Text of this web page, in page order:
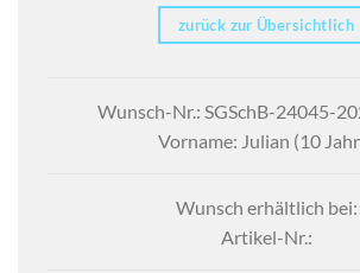
zurück zur Übersichtlich
Wunsch-Nr.: SGSchB-24045-
Vorname: Julian (10
Wunsch erhältlich bei:
Artikel-Nr.: